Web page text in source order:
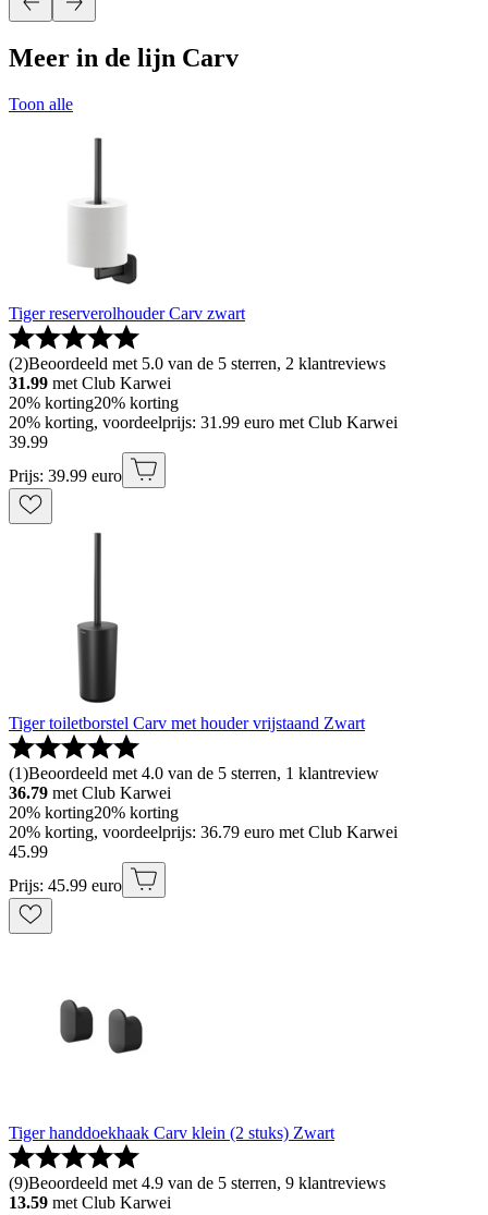
Meer in de lijn Carv
Toon alle
Tiger reserverolhouder Carv zwart
(2)Beoordeeld met 5.0 van de 5 sterren, 2 klantreviews
31.99 met Club Karwei
20% korting20% korting
20% korting, voordeelprijs: 31.99 euro met Club Karwei
39.99
Prijs: 39.99 euro
Tiger toiletborstel Carv met houder vrijstaand Zwart
(1)Beoordeeld met 4.0 van de 5 sterren, 1 klantreview
36.79 met Club Karwei
20% korting20% korting
20% korting, voordeelprijs: 36.79 euro met Club Karwei
45.99
Prijs: 45.99 euro
Tiger handdoekhaak Carv klein (2 stuks) Zwart
(9)Beoordeeld met 4.9 van de 5 sterren, 9 klantreviews
13.59 met Club Karwei